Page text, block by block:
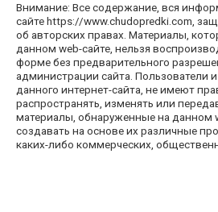
Внимание: Все содержание, вся
сайте https://www.chudopredki.com,
об авторских правах. Материалы,
данном web-сайте, нельзя
форме без предварительного
администрации сайта. Пользователи
данного интернет-сайта, не имеют
распространять, изменять или
материалы, обнаруженные на данном
создавать на основе их различные
каких-либо коммерческих,